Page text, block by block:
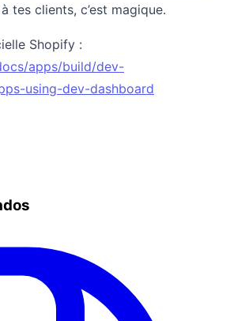
tes clients, c’est magique.
Shopify :
apps/build/dev-
using-dev-dashboard